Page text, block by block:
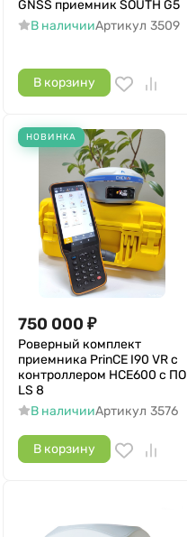
GNSS приемник SOUTH G5
В наличииАртикул 3509
В корзину
НОВИНКА
750 000 ₽
Роверный комплект
приемника PrinCE I90 VR c
контроллером НСЕ600 с ПО
LS 8
В наличииАртикул 3576
В корзину